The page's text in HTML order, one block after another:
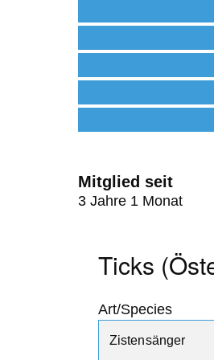
Mitglied seit
3 Jahre 1 Monat
Ticks
Art/Species